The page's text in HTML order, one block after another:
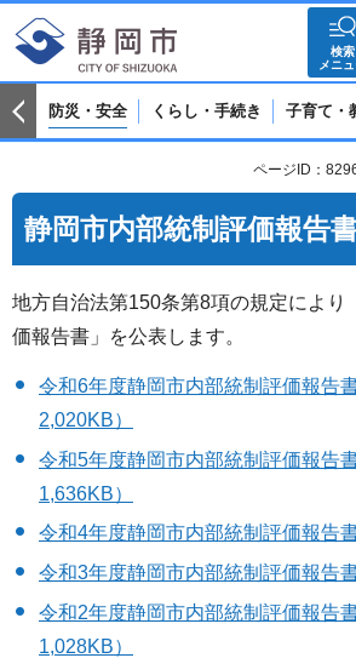
検索
メニ
防災・安全 くらし・手続き 子育て・
ページID：
静岡市内部統制評価報告
地方自治法第150条第8項の規定により
価報告書」を公表します。
令和6年度静岡市内部統制評価報告
2,020KB）
令和5年度静岡市内部統制評価報告
1,636KB）
令和4年度静岡市内部統制評価報告
令和3年度静岡市内部統制評価報告
令和2年度静岡市内部統制評価報告
1,028KB）